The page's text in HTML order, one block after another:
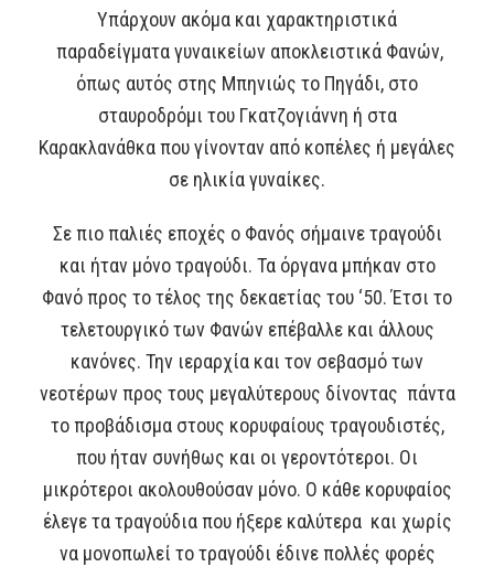
Υπάρχουν ακόμα και χαρακτηριστικά
παραδείγματα γυναικείων αποκλειστικά Φανών,
όπως αυτός στης Μπηνιώς το Πηγάδι, στο
σταυροδρόμι του Γκατζογιάννη ή στα
Καρακλανάθκα που γίνονταν από κοπέλες ή μεγάλες
σε ηλικία γυναίκες.
Σε πιο παλιές εποχές ο Φανός σήμαινε τραγούδι
και ήταν μόνο τραγούδι. Τα όργανα μπήκαν στο
Φανό προς το τέλος της δεκαετίας του ‘50. Έτσι το
τελετουργικό των Φανών επέβαλλε και άλλους
κανόνες. Την ιεραρχία και τον σεβασμό των
νεοτέρων προς τους μεγαλύτερους δίνοντας πάντα
το προβάδισμα στους κορυφαίους τραγουδιστές,
που ήταν συνήθως και οι γεροντότεροι. Οι
μικρότεροι ακολουθούσαν μόνο. Ο κάθε κορυφαίος
έλεγε τα τραγούδια που ήξερε καλύτερα και χωρίς
να μονοπωλεί το τραγούδι έδινε πολλές φορές